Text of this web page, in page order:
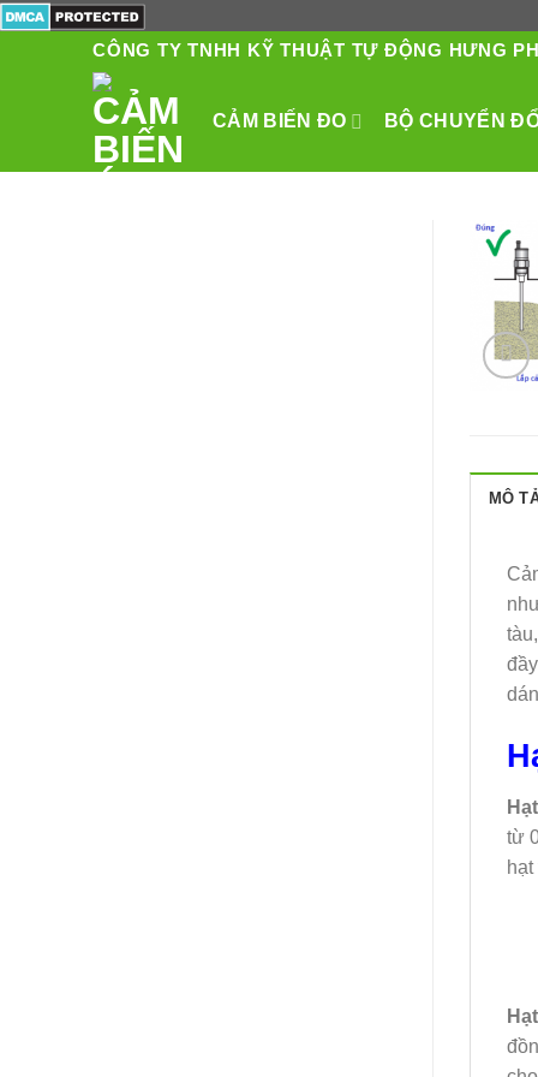
to
CÔNG TY TNHH KỸ THUẬT TỰ ĐỘNG HƯNG
CẢM BIẾN ĐO BỘ CHUYỂN
MÔ
từ
hạt